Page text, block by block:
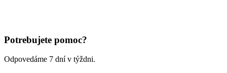
Potrebujete pomoc?
Odpovedáme 7 dní v týždni.